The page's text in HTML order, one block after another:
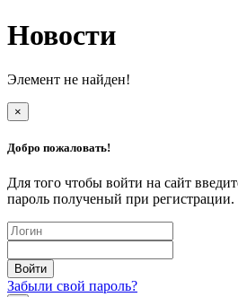
Новости
Элемент не найден!
×
Добро пожаловать!
Для того чтобы войти на сайт
пароль полученый при регистрации.
Забыли свой пароль?